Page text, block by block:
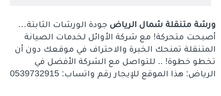
ورشة متنقلة شمال الرياضجودة الورشات الثابتة…
أصبحت متحركة! مع شركة الأوائل لخدمات الصيانة
المتنقلة تمنحك الخبرة والاحتراف في موقعك دون أن
تخطو خطوة! .. للتواصل مع الشركة الأفضل في
الرياض: هذا الموقع للإيجار رقم واتساب: 0539732915